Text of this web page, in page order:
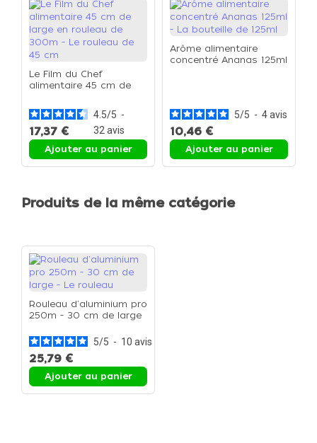
Le Film du Chef
alimentaire 45 cm de
300m - Le rouleau de
45 cm
4.5/5 -
32avis
17,37 €
Ajouter au panier
Arôme alimentaire
concentré Ananas 125ml
5/5 - 4avis
10,46 €
Ajouter au panier
Produits de la même catégorie
Rouleau d'aluminium pro
250m - 30 cm de large
5/5 - 10 avis
25,79 €
Ajouter au panier